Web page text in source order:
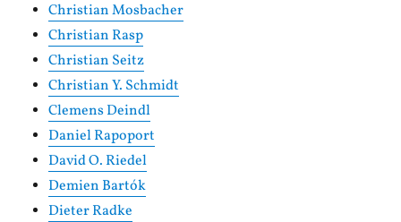
Christian Mosbacher
Christian Rasp
Christian Seitz
Christian Y. Schmidt
Clemens Deindl
Daniel Rapoport
David O. Riedel
Demien Bartók
Dieter Radke